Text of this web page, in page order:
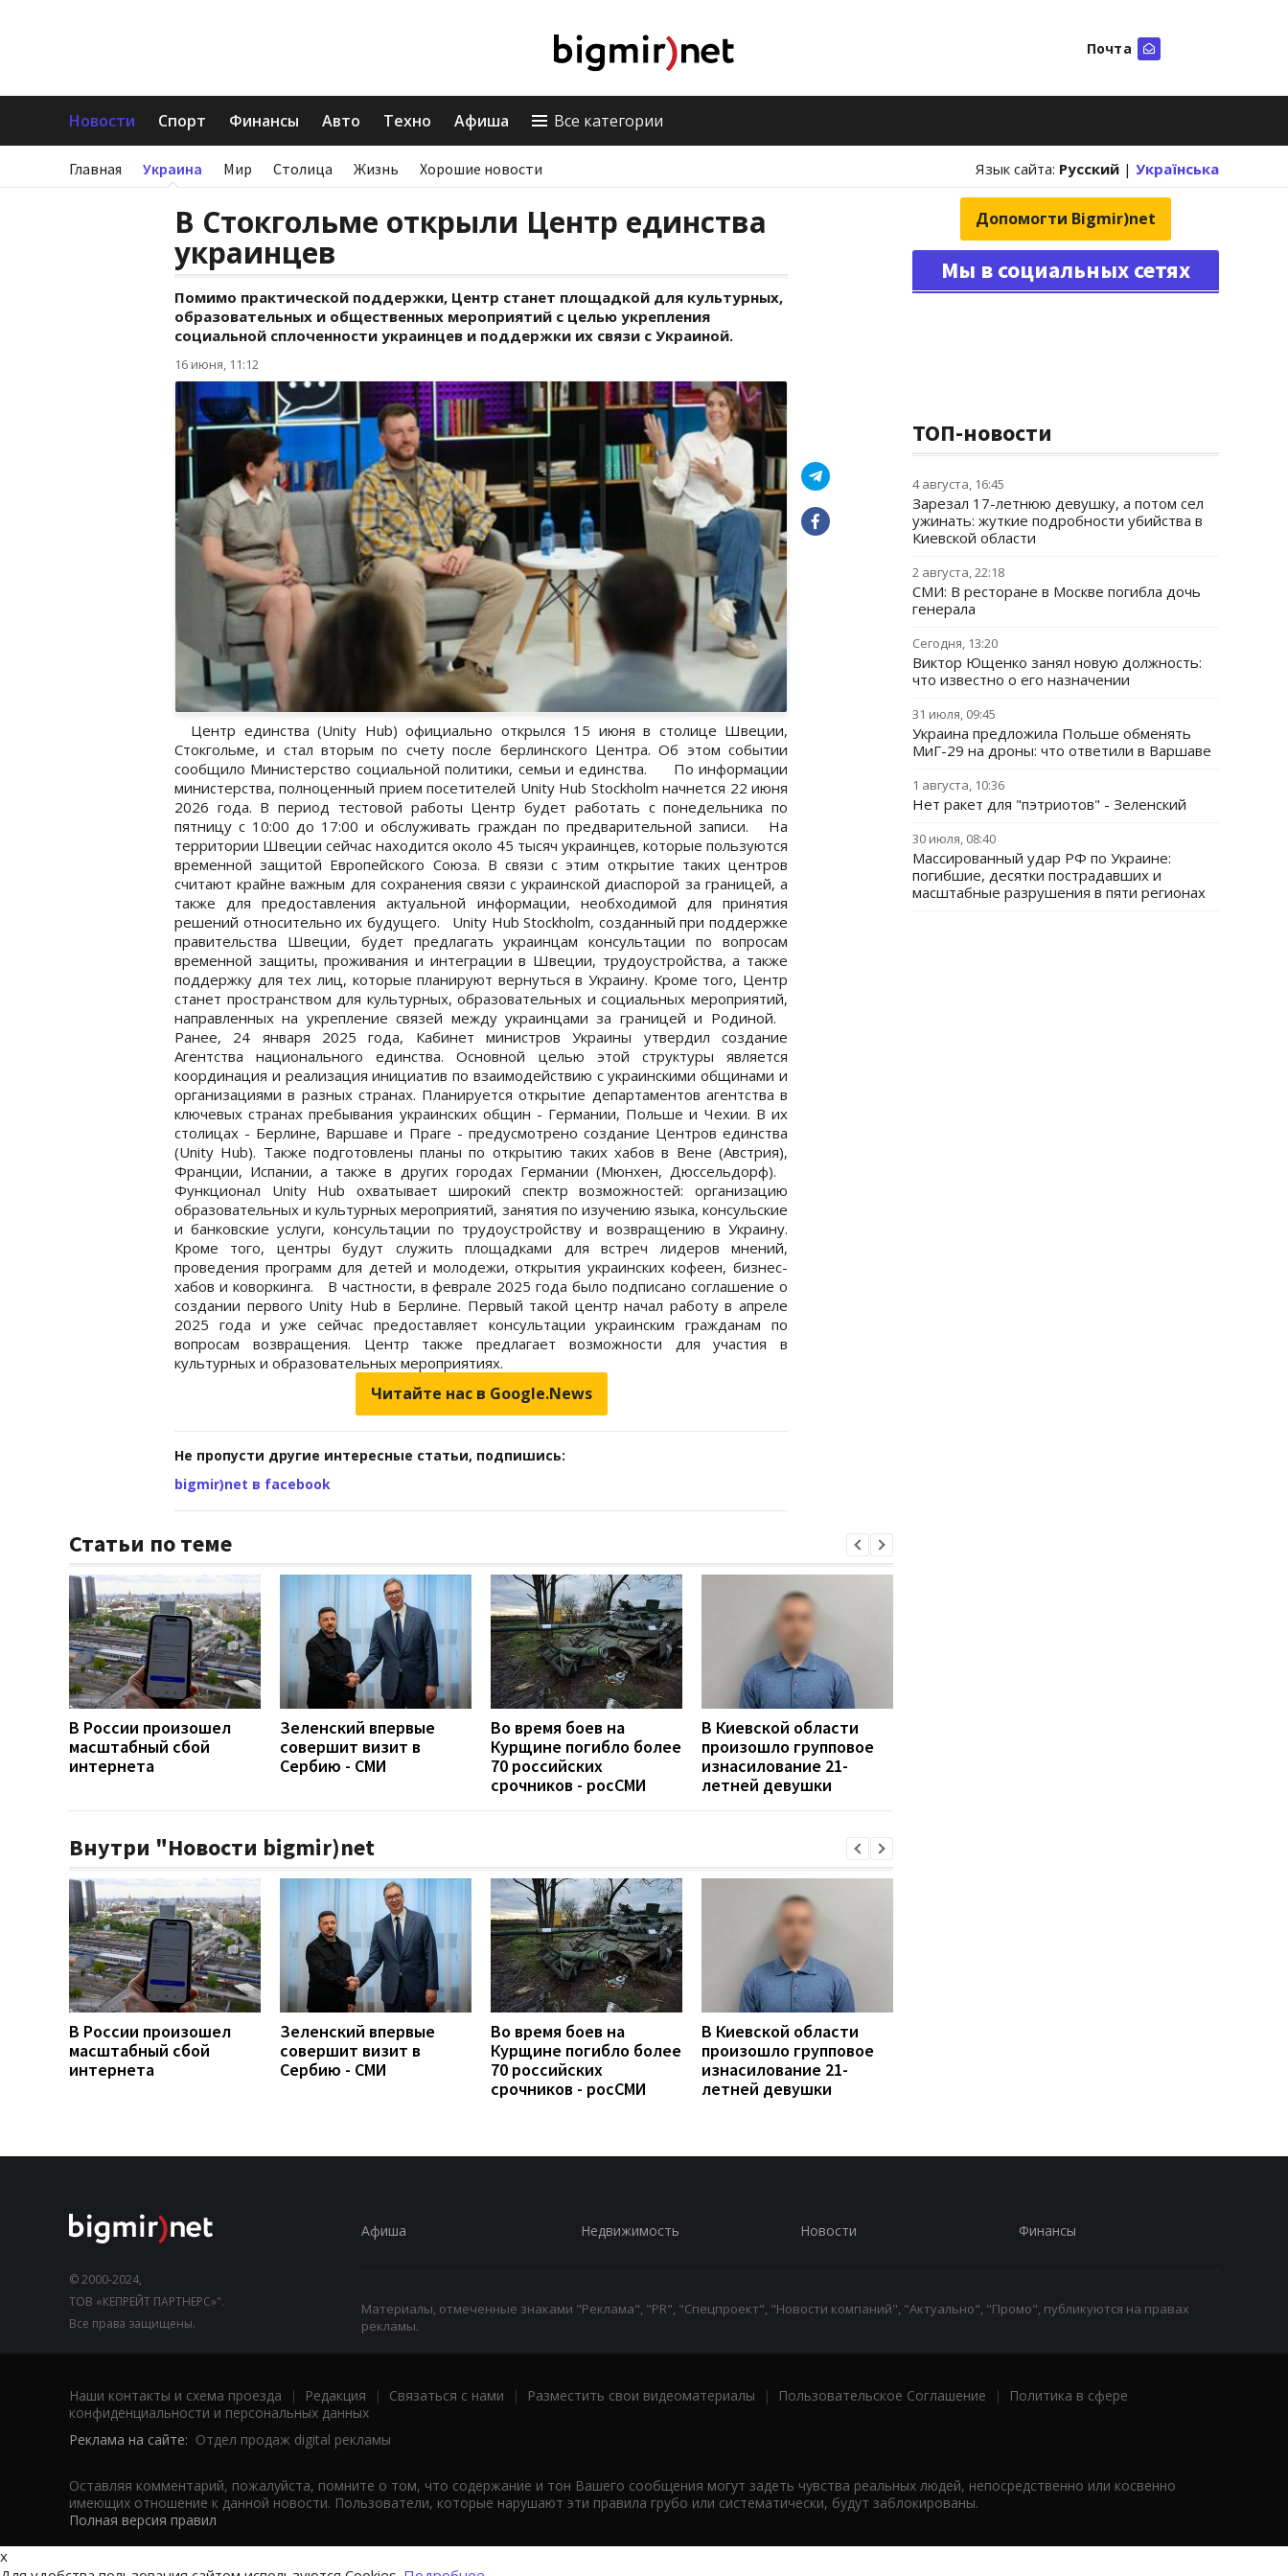
Почта
Новости Спорт Финансы Авто Техно Афиша Все категории
Главная Украина Мир Столица Жизнь Хорошие новости Язык сайта: Русский | Українська
В Стокгольме открыли Центр единства
украинцев
Помимо практической поддержки, Центр станет площадкой для культурных,
образовательных и общественных мероприятий с целью укрепления
социальной сплоченности украинцев и поддержки их связи с Украиной.
16 июня, 11:12
Центр единства (Unity Hub) официально открылся 15 июня в столице Швеции,
Стокгольме, и стал вторым по счету после берлинского Центра. Об этом событии
сообщило Министерство социальной политики, семьи и единства. По информации
министерства, полноценный прием посетителей Unity Hub Stockholm начнется 22 июня
2026 года. В период тестовой работы Центр будет работать с понедельника по
пятницу с 10:00 до 17:00 и обслуживать граждан по предварительной записи. На
территории Швеции сейчас находится около 45 тысяч украинцев, которые пользуются
временной защитой Европейского Союза. В связи с этим открытие таких центров
считают крайне важным для сохранения связи с украинской диаспорой за границей, а
также для предоставления актуальной информации, необходимой для принятия
решений относительно их будущего. Unity Hub Stockholm, созданный при поддержке
правительства Швеции, будет предлагать украинцам консультации по вопросам
временной защиты, проживания и интеграции в Швеции, трудоустройства, а также
поддержку для тех лиц, которые планируют вернуться в Украину. Кроме того, Центр
станет пространством для культурных, образовательных и социальных мероприятий,
направленных на укрепление связей между украинцами за границей и Родиной.
Ранее, 24 января 2025 года, Кабинет министров Украины утвердил создание
Агентства национального единства. Основной целью этой структуры является
координация и реализация инициатив по взаимодействию с украинскими общинами и
организациями в разных странах. Планируется открытие департаментов агентства в
ключевых странах пребывания украинских общин - Германии, Польше и Чехии. В их
столицах - Берлине, Варшаве и Праге - предусмотрено создание Центров единства
(Unity Hub). Также подготовлены планы по открытию таких хабов в Вене (Австрия),
Франции, Испании, а также в других городах Германии (Мюнхен, Дюссельдорф).
Функционал Unity Hub охватывает широкий спектр возможностей: организацию
образовательных и культурных мероприятий, занятия по изучению языка, консульские
и банковские услуги, консультации по трудоустройству и возвращению в Украину.
Кроме того, центры будут служить площадками для встреч лидеров мнений,
проведения программ для детей и молодежи, открытия украинских кофеен, бизнес-
хабов и коворкинга. В частности, в феврале 2025 года было подписано соглашение о
создании первого Unity Hub в Берлине. Первый такой центр начал работу в апреле
2025 года и уже сейчас предоставляет консультации украинским гражданам по
вопросам возвращения. Центр также предлагает возможности для участия в
культурных и образовательных мероприятиях.
Читайте нас в Google.News
Не пропусти другие интересные статьи, подпишись:
bigmir)net в facebook
Статьи по теме
В России произошел
масштабный сбой
интернета
Зеленский впервые
совершит визит в
Сербию - СМИ
Во время боев на
Курщине погибло более
70 российских
срочников - росСМИ
В Киевской области
произошло групповое
изнасилование 21-
летней девушки
Внутри "Новости bigmir)net
В России произошел
масштабный сбой
интернета
Зеленский впервые
совершит визит в
Сербию - СМИ
Во время боев на
Курщине погибло более
70 российских
срочников - росСМИ
В Киевской области
произошло групповое
изнасилование 21-
летней девушки
Допомогти Bigmir)net
Мы в социальных сетях
ТОП-новости
4 августа, 16:45
Зарезал 17-летнюю девушку, а потом сел
ужинать: жуткие подробности убийства в
Киевской области
2 августа, 22:18
СМИ: В ресторане в Москве погибла дочь
генерала
Сегодня, 13:20
Виктор Ющенко занял новую должность:
что известно о его назначении
31 июля, 09:45
Украина предложила Польше обменять
МиГ-29 на дроны: что ответили в Варшаве
1 августа, 10:36
Нет ракет для "пэтриотов" - Зеленский
30 июля, 08:40
Массированный удар РФ по Украине:
погибшие, десятки пострадавших и
масштабные разрушения в пяти регионах
© 2000-2024,
ТОВ «КЕПРЕЙТ ПАРТНЕРС»".
Все права защищены.
Афиша Недвижимость Новости Финансы
Материалы, отмеченные знаками "Реклама", "PR", "Спецпроект", "Новости компаний", "Актуально", "Промо", публикуются на правах
рекламы.
Наши контакты и схема проезда | Редакция | Связаться с нами | Разместить свои видеоматериалы | Пользовательское Соглашение |
Политика в сфере
конфиденциальности и персональных данных
Реклама на сайте: Отдел продаж digital рекламы
Оставляя комментарий, пожалуйста, помните о том, что содержание и тон Вашего сообщения могут задеть чувства реальных людей, непосредственно или косвенно
имеющих отношение к данной новости. Пользователи, которые нарушают эти правила грубо или систематически, будут заблокированы.
Полная версия правил
x